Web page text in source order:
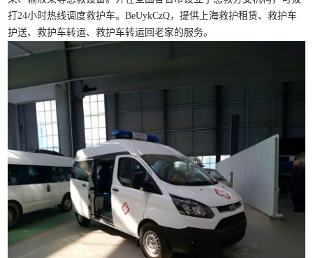
打24小时热线调度救护车。BeUykCzQ，提供上海救护租赁、救护车
护送、救护车转运、救护车转运回老家的服务。